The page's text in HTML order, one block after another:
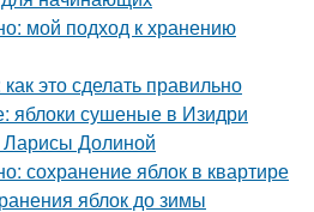
мой подход к хранению
это сделать правильно
яблоки сушеные в Изидри
Ларисы Долиной
сохранение яблок в квартире
яблок до зимы